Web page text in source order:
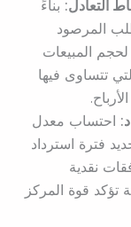
التعادل: بناءً
المرصود
المبيعات
تتساوى فيها
احتساب معدل
فترة استرداد
نقدية
قوة المركز